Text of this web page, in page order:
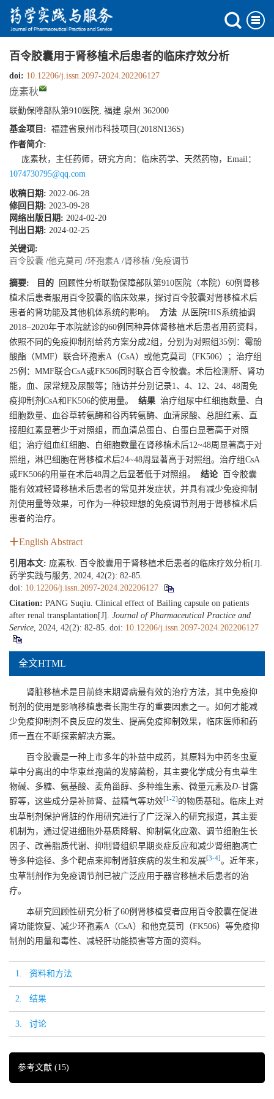
百令胶囊用于肾移植术后患者的临床疗效分析
doi: 10.12206/j.issn.2097-2024.202206127
庞素秋
联勤保障部队第910医院, 福建 泉州 362000
基金项目: 福建省泉州市科技项目(2018N136S)
作者简介:
庞素秋，主任药师，研究方向：临床药学、天然药物，Email：
1074730795@qq.com
收稿日期: 2022-06-28
修回日期: 2023-09-28
网络出版日期: 2024-02-20
刊出日期: 2024-02-25
关键词:
百令胶囊 /他克莫司 /环孢素A /肾移植 /免疫调节
摘要: 目的 回顾性分析联勤保障部队第910医院（本院）60例肾移
植术后患者服用百令胶囊的临床效果，探讨百令胶囊对肾移植术后
患者的肾功能及其他机体系统的影响。
方法 从医院HIS系统抽调
2018−2020年于本院就诊的60例同种异体肾移植术后患者用药资料，
依照不同的免疫抑制剂给药方案分成2组，分别为对照组35例：霉酚
酸酯（MMF）联合环孢素A（CsA）或他克莫司（FK506）；治疗组
25例：MMF联合CsA或FK506同时联合百令胶囊。术后检测肝、肾功
能，血、尿常规及尿酸等；随访并分别记录1、4、12、24、48周免
疫抑制剂CsA和FK506的使用量。
结果 治疗组尿中红细胞数量、白
细胞数量、血谷草转氨酶和谷丙转氨酶、血清尿酸、总胆红素、直
接胆红素显著少于对照组，而血清总蛋白、白蛋白显著高于对照
组；治疗组血红细胞、白细胞数量在肾移植术后12~48周显著高于对
照组，淋巴细胞在肾移植术后24~48周显著高于对照组。治疗组CsA
或FK506的用量在术后48周之后显著低于对照组。
结论百令胶囊
能有效减轻肾移植术后患者的常见并发症状，并具有减少免疫抑制
剂使用量等效果，可作为一种较理想的免疫调节剂用于肾移植术后
患者的治疗。
English Abstract
引用本文: 庞素秋. 百令胶囊用于肾移植术后患者的临床疗效分析[J].
药学实践与服务, 2024, 42(2): 82-85.
doi: 10.12206/j.issn.2097-2024.202206127
Citation: PANG Suqiu. Clinical effect of Bailing capsule on patients
after renal transplantation[J]. Journal of Pharmaceutical Practice and
Service , 2024, 42(2): 82-85. doi: 10.12206/j.issn.2097-2024.202206127
全文HTML
肾脏移植术是目前终末期肾病最有效的治疗方法，其中免疫抑
制剂的使用是影响移植患者长期生存的重要因素之一。如何才能减
少免疫抑制剂不良反应的发生、提高免疫抑制效果，临床医师和药
师一直在不断探索解决方案。
百令胶囊是一种上市多年的补益中成药，其原料为中药冬虫夏
草中分离出的中华束丝孢菌的发酵菌粉，其主要化学成分有虫草生
物碱、多糖、氨基酸、麦角甾醇、多种维生素、微量元素及D-甘露
醇等，这些成分是补肺肾、益精气等功效[1 -2] 的物质基础。临床上对
虫草制剂保护肾脏的作用研究进行了广泛深入的研究报道，其主要
机制为，通过促进细胞外基质降解、抑制氧化应激、调节细胞生长
因子、改善脂质代谢、抑制肾组织早期炎症反应和减少肾细胞凋亡
等多种途径、多个靶点来抑制肾脏疾病的发生和发展[3-4]。近年来，
虫草制剂作为免疫调节剂已被广泛应用于器官移植术后患者的治
疗。
本研究回顾性研究分析了60例肾移植受者应用百令胶囊在促进
肾功能恢复、减少环孢素A（CsA）和他克莫司（FK506）等免疫抑
制剂的用量和毒性、减轻肝功能损害等方面的资料。
1. 资料和方法
2. 结果
3. 讨论
参考文献 (15)